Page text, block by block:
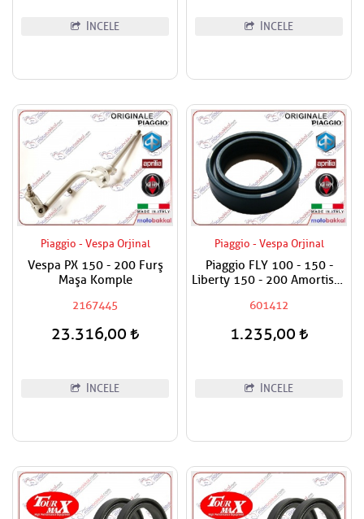
İNCELE İNCELE
Piaggio - Vespa Orjinal
Vespa PX 150 - 200 Furş
Maşa Komple
2167445
23.316,00
İNCELE
Piaggio - Vespa Orjinal
Piaggio FLY 100 - 150 -
Liberty 150 - 200 Amortisör
48x34x11
601412
1.235,00
İNCELE